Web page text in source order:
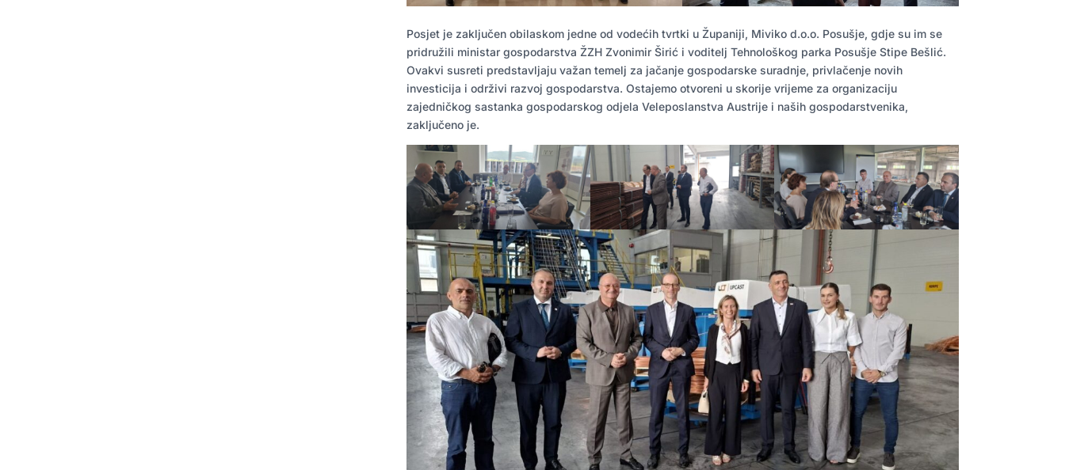
Posjet je zaključen obilaskom jedne od vodećih tvrtki u Županiji, Miviko d.o.o. Posušje, gdje su im se
pridružili ministar gospodarstva ŽZH Zvonimir Širić i voditelj Tehnološkog parka Posušje Stipe Bešlić.
Ovakvi susreti predstavljaju važan temelj za jačanje gospodarske suradnje, privlačenje novih
investicija i održivi razvoj gospodarstva. Ostajemo otvoreni u skorije vrijeme za organizaciju
zajedničkog sastanka gospodarskog odjela Veleposlanstva Austrije i naših gospodarstvenika,
zaključeno je.